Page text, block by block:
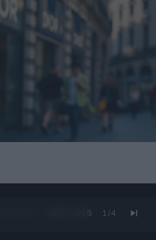
0:28 / 3:16 1 /4